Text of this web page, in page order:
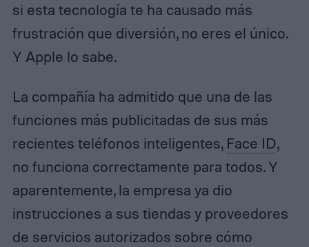
si esta tecnología te ha causado más
frustración que diversión, no eres el único.
Y Apple lo sabe.
La compañía ha admitido que una de las
funciones más publicitadas de sus más
recientes teléfonos inteligentes, Face ID,
no funciona correctamente para todos. Y
aparentemente, la empresa ya dio
instrucciones a sus tiendas y proveedores
de servicios autorizados sobre cómo